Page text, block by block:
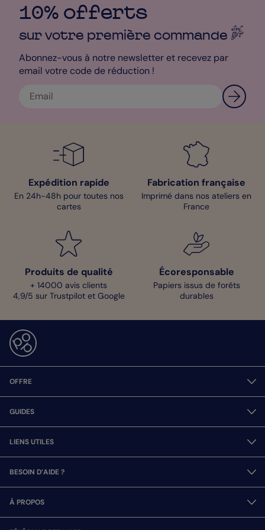
commandez, on expédie. Sans frais en plus.
10% offerts
sur votre première commande
Abonnez-vous à notre newsletter et recevez par
email votre code de réduction !
Expédition rapide
En 24h-48h pour toutes nos
cartes
Fabrication française
Imprimé dans nos ateliers en
France
Produits de qualité
+ 14000 avis clients
4,9/5 sur Trustpilot et Google
Écoresponsable
Papiers issus de forêts
durables
OFFRE
GUIDES
LIENS UTILES
BESOIN D’AIDE ?
À PROPOS